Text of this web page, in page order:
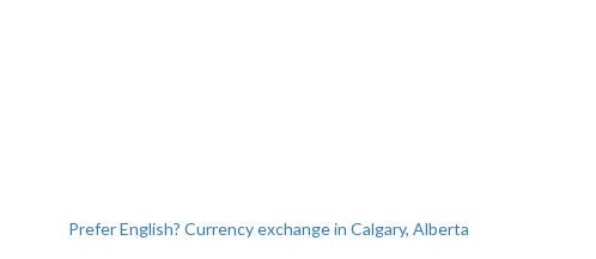
Prefer English? Currency exchange in Calgary, Alberta